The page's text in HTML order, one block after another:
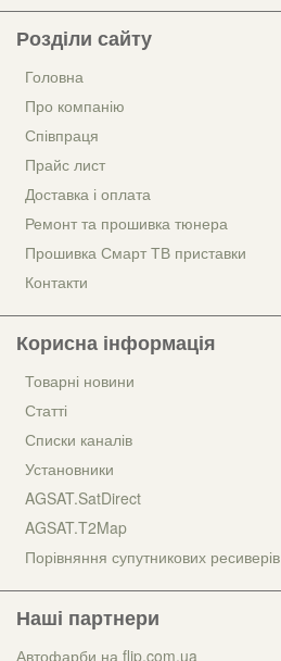
Розділи сайту
Головна
Про компанію
Співпраця
Прайс лист
Доставка і оплата
Ремонт та прошивка тюнера
Прошивка Смарт ТВ приставки
Контакти
Корисна інформація
Товарні новини
Статті
Списки каналів
Установники
AGSAT.SatDirect
AGSAT.T2Map
Порівняння супутникових ресиверів
Наші партнери
Автофарби на flip.com.ua